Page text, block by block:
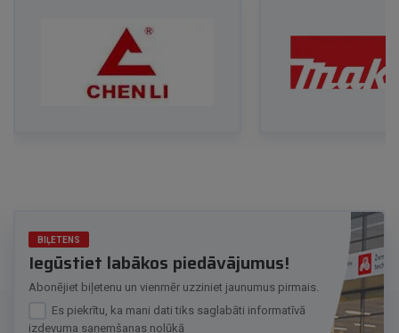
BIĻETENS
Iegūstiet labākos piedāvājumus!
Abonējiet biļetenu un vienmēr uzziniet jaunumus pirmais.
Es piekrītu, ka mani dati tiks saglabāti informatīvā
izdevuma saņemšanas nolūkā